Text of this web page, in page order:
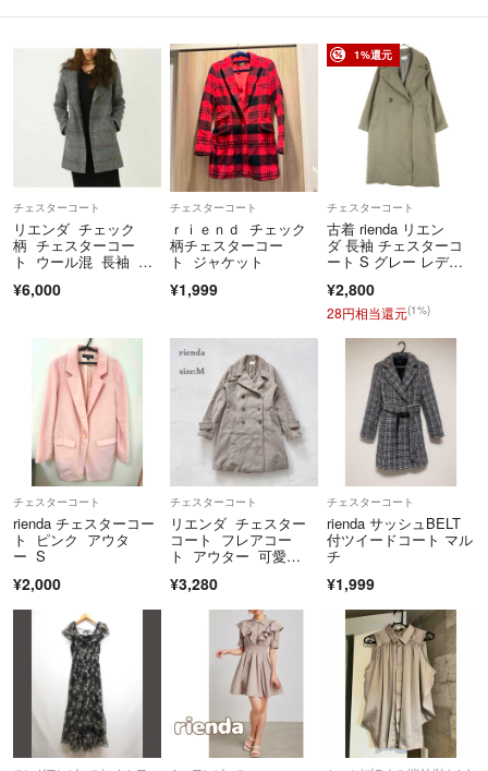
チェスターコート
リエンダ チェック
柄 チェスターコー
ト ウール混 長袖 グ
¥6,000
チェスターコート
ｒｉｅｎｄ チェック
柄チェスターコー
ト ジャケット
¥1,999
1%還元
チェスターコート
古着 rienda リエン
ダ 長袖 チェスターコ
ート S グレー レディ
¥2,800
28円相当還元(1%)
チェスターコート
rienda チェスターコー
ト ピンク アウタ
ー S
¥2,000
チェスターコート
リエンダ チェスター
コート フレアコー
ト アウター 可愛
冬 M
¥3,280
チェスターコート
rienda サッシュBELT
付ツイードコート マル
チ
¥1,999